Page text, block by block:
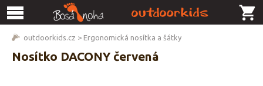
outdoorkids.cz > Ergonomická nosítka a šátky
Nosítko DACONY červená